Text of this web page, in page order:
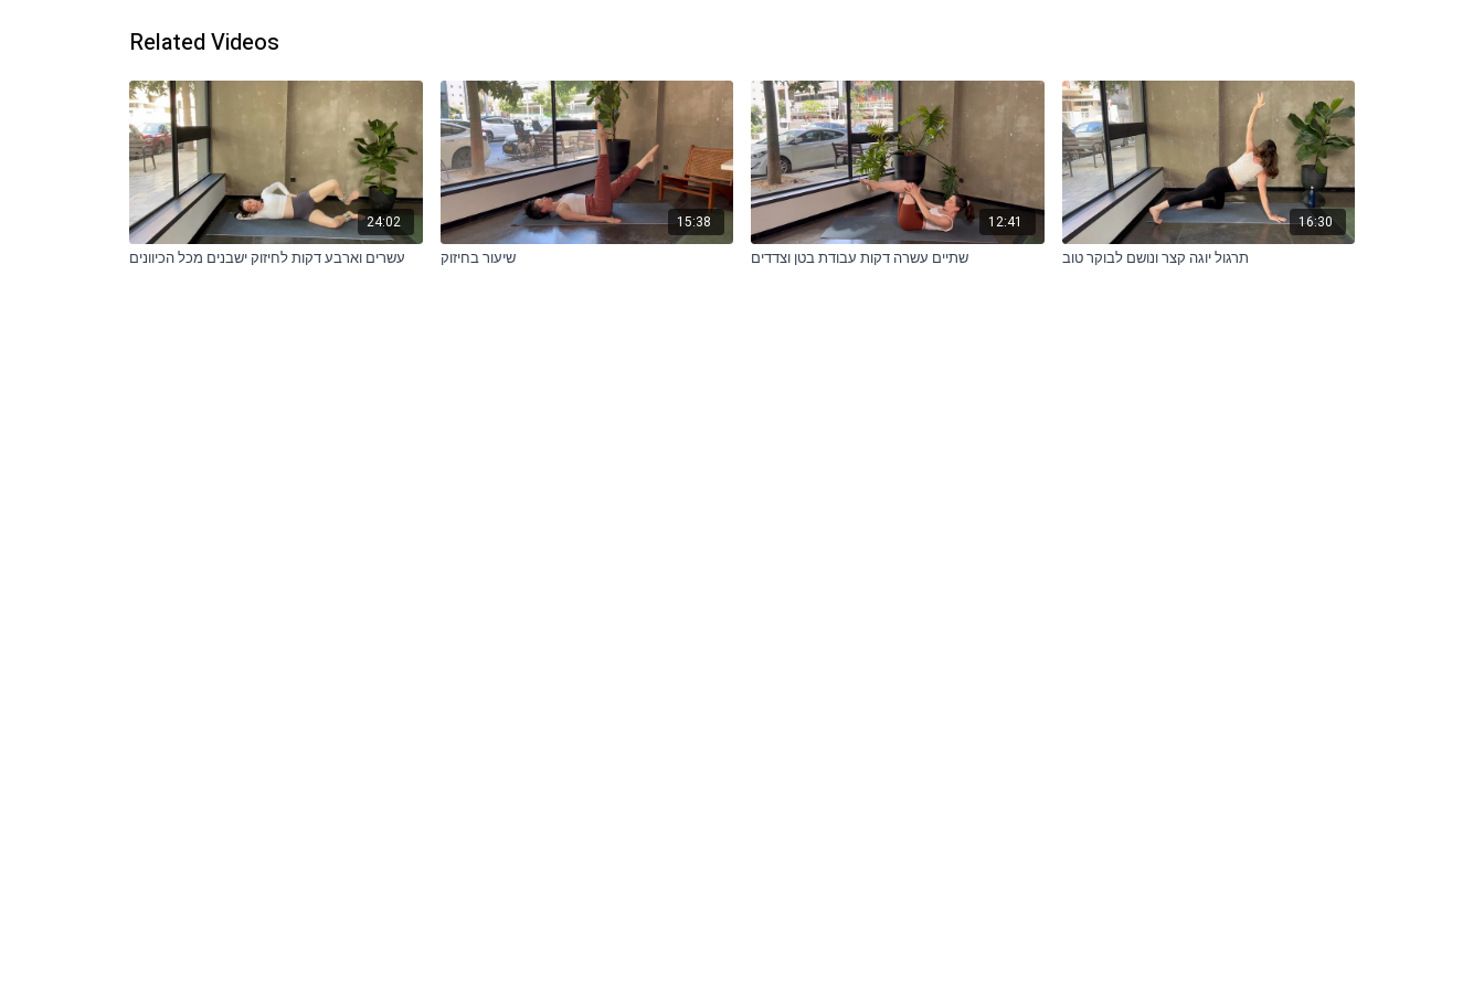
Related Videos
24:02
עשרים וארבע דקות לחיזוק ישבנים מכל הכיוונים
15:38
שיעור בחיזוק
12:41
שתיים עשרה דקות עבודת בטן וצדדים
16:30
תרגול יוגה קצר ונושם לבוקר טוב